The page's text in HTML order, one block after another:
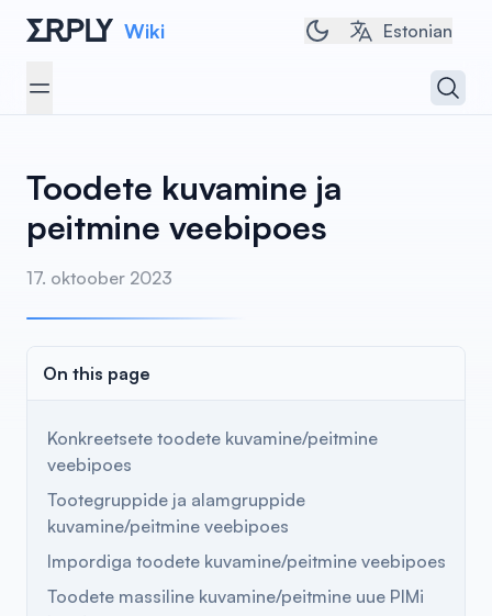
Wiki Toggle dark/light
Estonian
Open menu
Toodete kuvamine ja
peitmine veebipoes
17. oktoober 2023
On this page
Konkreetsete toodete kuvamine/peitmine
veebipoes
Tootegruppide ja alamgruppide
kuvamine/peitmine veebipoes
Impordiga toodete kuvamine/peitmine veebipoes
Toodete massiline kuvamine/peitmine uue PIMi